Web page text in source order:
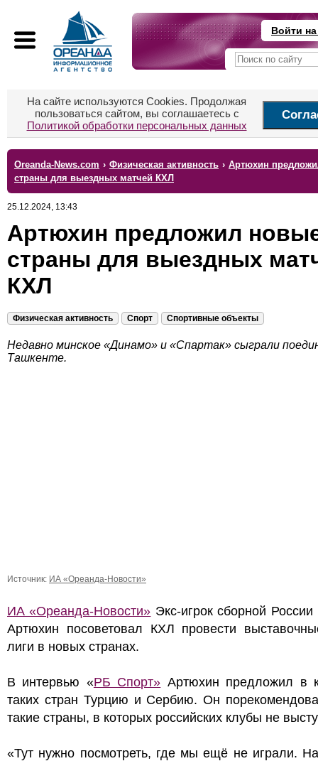
Войти
На сайте используются Cookies. Продолжая
пользоваться сайтом, вы соглашаетесь с
Политикой обработки персональных данных
Oreanda-News.com › Физическая активность › Артюхин
страны для выездных матчей КХЛ
25.12.2024, 13:43
Артюхин предложил
страны для выездных
КХЛ
Физическая активность Спорт Спортивные объекты
Недавно минское «Динамо» и «Спартак» сыграли
Ташкенте.
Источник: ИА «Ореанда-Новости»
ИА «Ореанда-Новости» Экс-игрок сборной России
Артюхин посоветовал КХЛ провести
лиги в новых странах.
В интервью «РБ Спорт» Артюхин предложил в
таких стран Турцию и Сербию. Он
такие страны, в которых российских клубы не
«Тут нужно посмотреть, где мы ещё не играли.